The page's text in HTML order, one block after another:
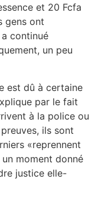
et 20 Fcfa
gens ont
continué
un peu
est dû à certaine
par le fait
à la police ou
ils sont
«reprennent
moment donné
justice elle-